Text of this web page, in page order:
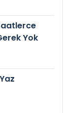
Yok